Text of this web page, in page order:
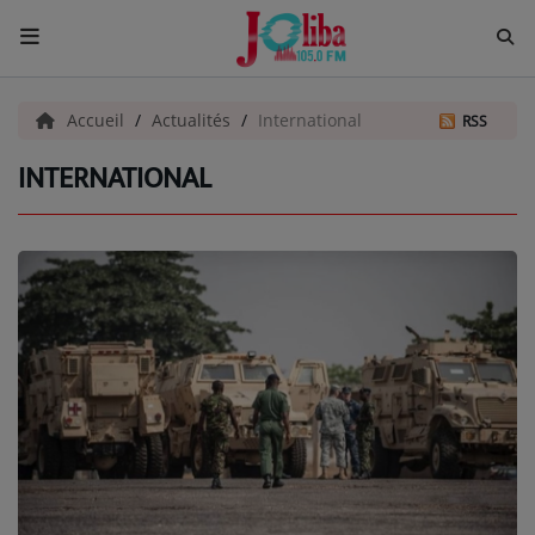
ACCUEIL
Pour Vous
EMISSIONS
EQUIPES
EVÈNEMENTS
Musique
TOP 10
Accueil Actualités International RSS
INTERNATIONAL